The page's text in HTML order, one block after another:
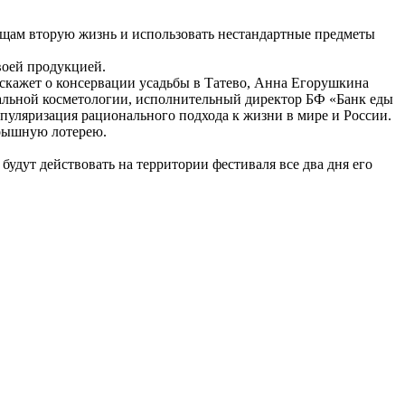
вторую жизнь и использовать нестандартные предметы
продукцией.
о консервации усадьбы в Татево, Анна Егорушкина
косметологии, исполнительный директор БФ «Банк еды
рационального подхода к жизни в мире и России.
лотерею.
действовать на территории фестиваля все два дня его